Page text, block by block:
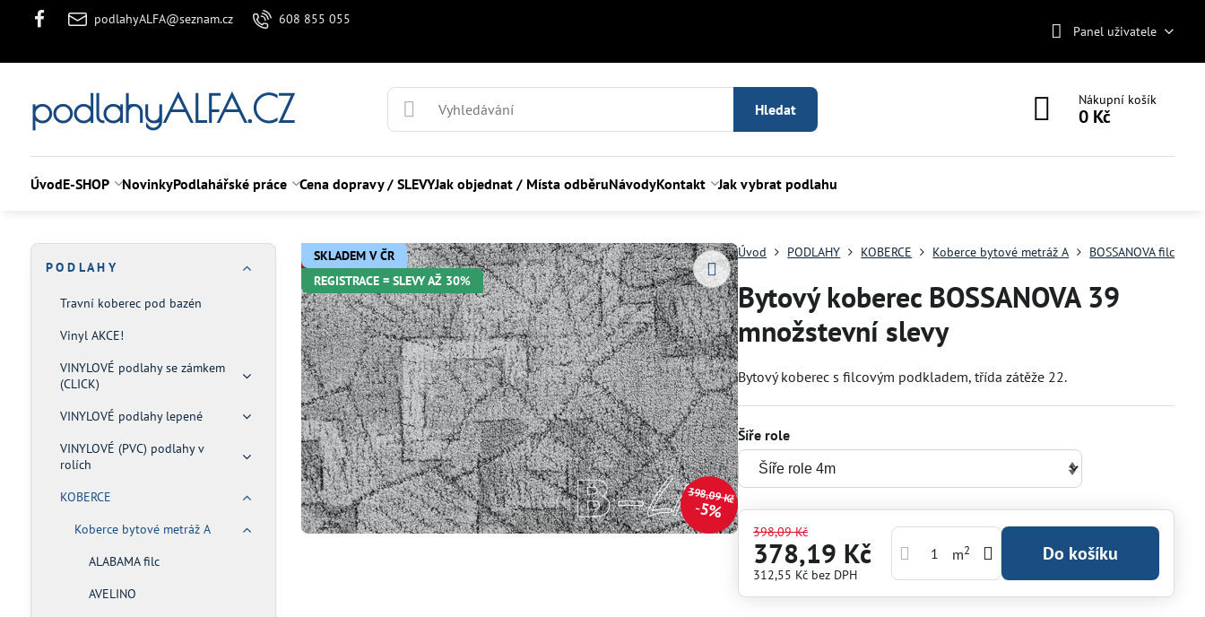
podlahyALFA@seznam.cz 608 855 055
Panel uživatele
podlahyALFA.CZ Hledat
Nákupní košík
0 Kč
ÚvodE-SHOP NovinkyPodlahářské práce Cena dopravy / SLEVYJak objednat / Místa odběruNávodyKontakt Jak vybrat podlahu
SKLADEM V ČR
REGISTRACE = SLEVY AŽ 30%
398,09 Kč
5%
Úvod PODLAHY KOBERCE Koberce bytové metráž A BOSSANOVA filc
Bytový koberec BOSSANOVA 39
množstevní slevy
Bytový koberec s filcovým podkladem, třída zátěže 22.
Šíře role
398,09 Kč
378,19 Kč
312,55 Kč bez DPH
m2 Do košíku
P O D L A H Y
Travní koberec pod bazén
Vinyl AKCE!
VINYLOVÉ podlahy se zámkem
(CLICK)
VINYLOVÉ podlahy lepené
VINYLOVÉ (PVC) podlahy v
rolích
KOBERCE
Koberce bytové metráž A
ALABAMA filc
AVELINO